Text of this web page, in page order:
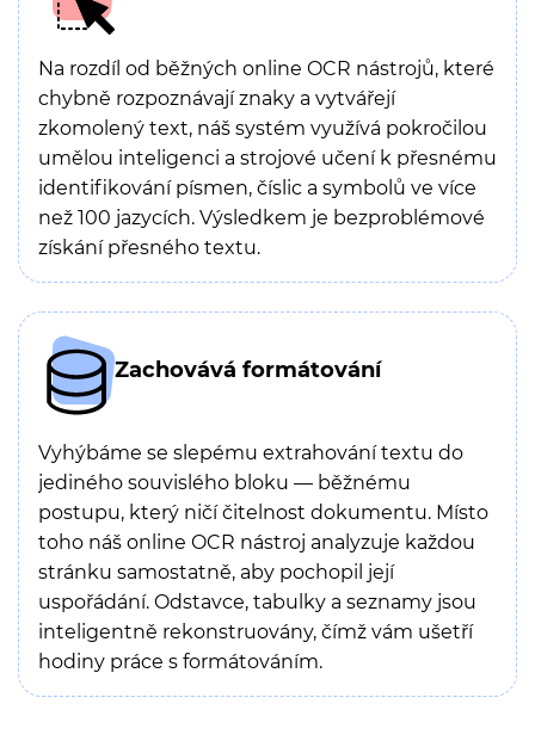
Na rozdíl od běžných online OCR nástrojů, které
chybně rozpoznávají znaky a vytvářejí
zkomolený text, náš systém využívá pokročilou
umělou inteligenci a strojové učení k přesnému
identifikování písmen, číslic a symbolů ve více
než 100 jazycích. Výsledkem je bezproblémové
získání přesného textu.
Zachovává formátování
Vyhýbáme se slepému extrahování textu do
jediného souvislého bloku — běžnému
postupu, který ničí čitelnost dokumentu. Místo
toho náš online OCR nástroj analyzuje každou
stránku samostatně, aby pochopil její
uspořádání. Odstavce, tabulky a seznamy jsou
inteligentně rekonstruovány, čímž vám ušetří
hodiny práce s formátováním.